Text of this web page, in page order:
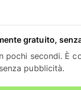
gratuito,
pochi secondi. È
pubblicità.